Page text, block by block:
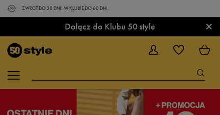
ZWROT DO 30 DNI. W KLUBIE DO 60 DNI.
Dołącz do Klubu 50 style ×